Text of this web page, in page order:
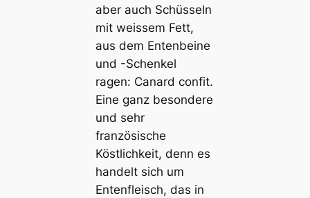
aber auch Schüsseln
mit weissem Fett,
aus dem Entenbeine
und -Schenkel
ragen: Canard confit.
Eine ganz besondere
und sehr
französische
Köstlichkeit, denn es
handelt sich um
Entenfleisch, das in